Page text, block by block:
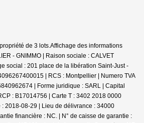
de 3 lots.Affichage des informations
- GNIMMO | Raison sociale : CALVET
social : 201 place de la libération Saint-Just -
| RCS : Montpellier | Numero TVA
| Forme juridique : SARL | Capital
: B17014756 | Carte T : 3402 2018 0000
2018-08-29 | Lieu de délivrance : 34000
financière : NC. | N° de caisse de garantie :